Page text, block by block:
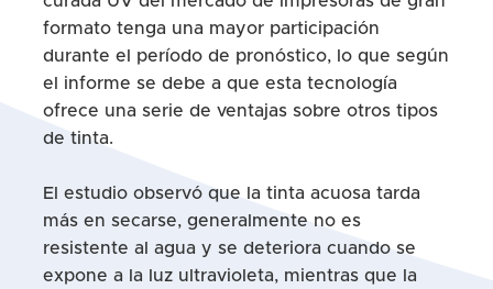
formato tenga una mayor participación
durante el período de pronóstico, lo que según
el informe se debe a que esta tecnología
ofrece una serie de ventajas sobre otros tipos
de tinta.
El estudio observó que la tinta acuosa tarda
más en secarse, generalmente no es
resistente al agua y se deteriora cuando se
expone a la luz ultravioleta, mientras que la